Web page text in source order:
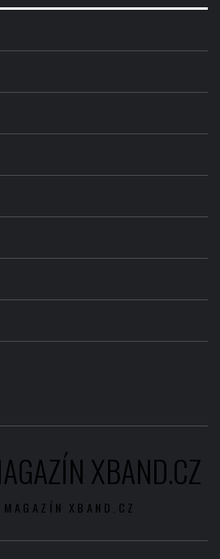
XBAND.CZ
XBAND.CZ